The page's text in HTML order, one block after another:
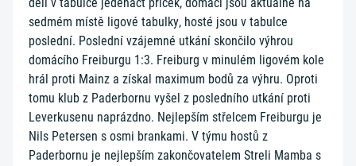
sedmém místě ligové tabulky, hosté jsou v tabulce
poslední. Poslední vzájemné utkání skončilo výhrou
domácího Freiburgu 1:3. Freiburg v minulém ligovém kole
hrál proti Mainz a získal maximum bodů za výhru. Oproti
tomu klub z Paderbornu vyšel z posledního utkání proti
Leverkusenu naprázdno. Nejlepším střelcem Freiburgu je
Nils Petersen s osmi brankami. V týmu hostů z
Paderbornu je nejlepším zakončovatelem Streli Mamba s